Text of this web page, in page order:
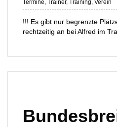
Termine, Trainer, Training, Verein
!!! Es gibt nur begrenzte
rechtzeitig an bei Alfred im